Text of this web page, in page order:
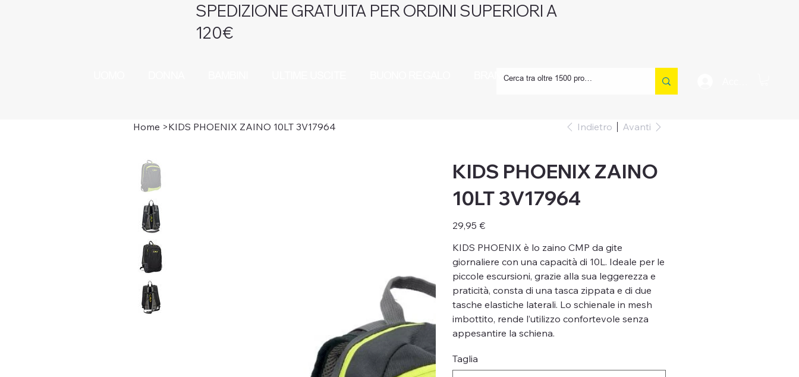
BRAND CONTATTI
SPEDIZIONE GRATUITA PER ORDINI SUPERIORI A
120€
Home >KIDS PHOENIX ZAINO 10LT 3V17964 Indietro Avanti
KIDS PHOENIX ZAINO
10LT 3V17964
Prezzo
29,95 €
KIDS PHOENIX è lo zaino CMP da gite
giornaliere con una capacità di 10L. Ideale per le
piccole escursioni, grazie alla sua leggerezza e
praticità, consta di una tasca zippata e di due
tasche elastiche laterali. Lo schienale in mesh
imbottito, rende l’utilizzo confortevole senza
appesantire la schiena.
Taglia